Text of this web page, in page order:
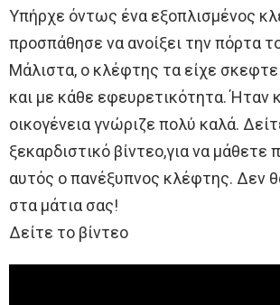
Υπήρχε όντως ένα εξοπλισμένος
προσπάθησε να ανοίξει την πόρτα
Μάλιστα, ο κλέφτης τα είχε
και με κάθε εφευρετικότητα. Ήταν
οικογένεια γνώριζε πολύ καλά.
ξεκαρδιστικό βίντεο,για να μάθετε
αυτός ο πανέξυπνος κλέφτης. Δεν
στα μάτια σας!
Δείτε το βίντεο